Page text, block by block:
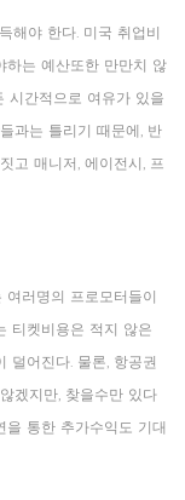
해야 한다 미국 취업비
하는 예산또한 만만치 않
시간적으로 여유가 있을
과는 틀리기 때문에 반
짓고 매니저 에이전시 프
여러명의 프로모터들이
티켓비용은 적지 않은
덜어진다 물론 항공권
않겠지만 찾을수만 있다
을 통한 추가수익도 기대